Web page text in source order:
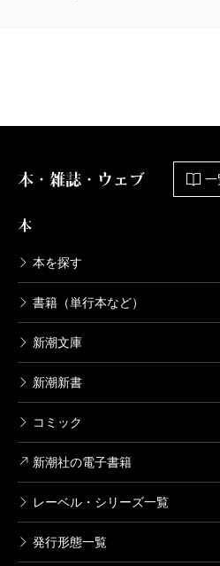
本・雑誌・ウェブ 一
本
本を探す
書籍（単行本など）
新潮文庫
新潮新書
コミック
新潮社の電子書籍
レーベル・シリーズ一覧
発行形態一覧